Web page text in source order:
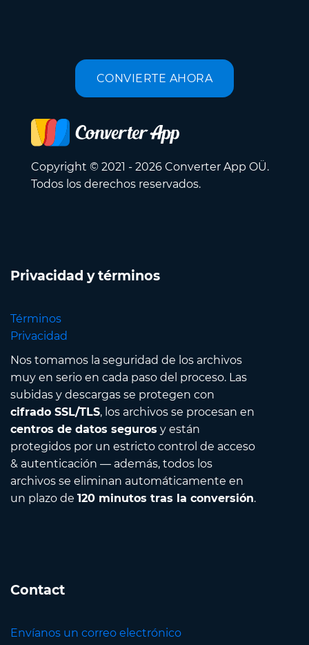
CONVIERTE AHORA
Copyright © 2021 - 2026 Converter App OÜ.
Todos los derechos reservados.
Privacidad y términos
Términos
Privacidad
Nos tomamos la seguridad de los archivos
muy en serio en cada paso del proceso. Las
subidas y descargas se protegen con
cifrado SSL/TLS, los archivos se procesan en
centros de datos seguros y están
protegidos por un estricto control de acceso
& autenticación — además, todos los
archivos se eliminan automáticamente en
un plazo de 120 minutos tras la conversión.
Contact
Envíanos un correo electrónico